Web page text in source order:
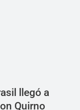
llegó a
Quirno